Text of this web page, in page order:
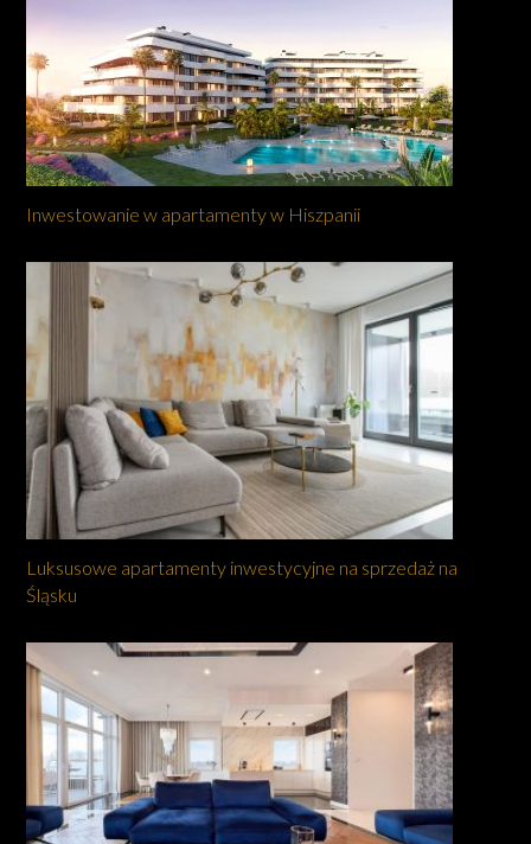
Inwestowanie w apartamenty w Hiszpanii
Luksusowe apartamenty inwestycyjne na sprzedaż na
Śląsku